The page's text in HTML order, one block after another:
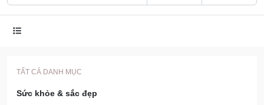
TẤT CẢ DANH MỤC
Sức khỏe & sắc đẹp